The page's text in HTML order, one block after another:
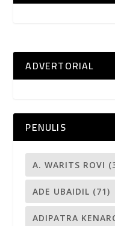
ADVERTORIAL
PENULIS
A. WARITS ROVI
ADE UBAIDIL (71)
ADIPATRA